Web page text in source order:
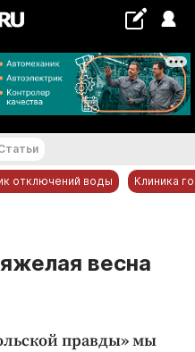
°С
отключений воды Клиника
весна
правды» мы